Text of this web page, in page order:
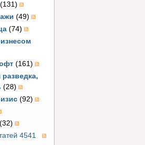
(131)
(49)
(74)
(161)
разведка,
(28)
(92)
(32)
4541